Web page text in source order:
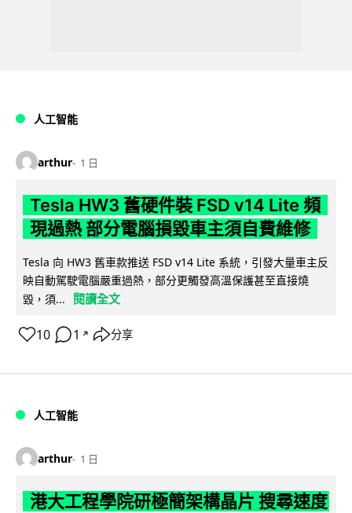
人工智能
arthur 1 日
Tesla HW3 舊硬件裝 FSD v14 Lite 頻
現過熱 部分電腦損毀車主須自費維修
Tesla 向 HW3 舊車款推送 FSD v14 Lite 系統，引發大量車主反
映自動駕駛電腦嚴重過熱，部分更觸發高溫保護甚至直接燒
毀，須...
閱讀全文
10 1 ↗ 分享
人工智能
arthur 1 日
港大工程學院研極簡架構晶片 搜尋速度